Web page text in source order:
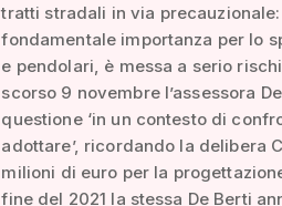
tratti stradali in via
fondamentale importanza per lo
e pendolari, è messa a serio
scorso 9 novembre l’assessora
questione ‘in un contesto di
adottare’, ricordando la delibera
milioni di euro per la
fine del 2021 la stessa De Berti